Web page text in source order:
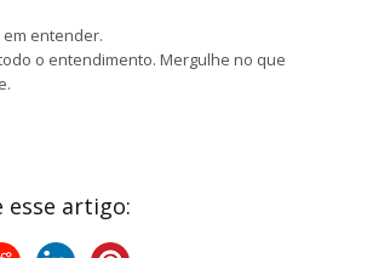
entender.
o entendimento. Mergulhe no que
esse artigo: